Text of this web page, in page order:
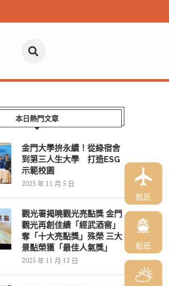
本日熱門文章
金門大學拚永續！從綠宿舍
到第三人生大學 打造ESG
示範校園
2025 年 11 月 5 日
觀光署揭曉觀光亮點獎 金門
觀光再創佳績「經武酒窖」
奪「十大亮點獎」殊榮 三大
景點榮獲「最佳人氣獎」
2025 年 11 月 12 日
航班
船班